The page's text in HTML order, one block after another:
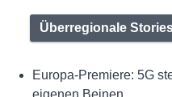
Überregionale
Europa-Premiere: 5G
eigenen Beinen